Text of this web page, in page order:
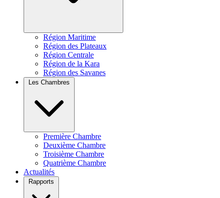
Région Maritime
Région des Plateaux
Région Centrale
Région de la Kara
Région des Savanes
Première Chambre
Deuxième Chambre
Troisième Chambre
Quatrième Chambre
Actualités